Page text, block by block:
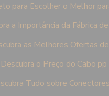
para Escolher o Melhor
a Importância da Fábrica
as Melhores Ofertas
Descubra o Preço do Cabo
Tudo sobre